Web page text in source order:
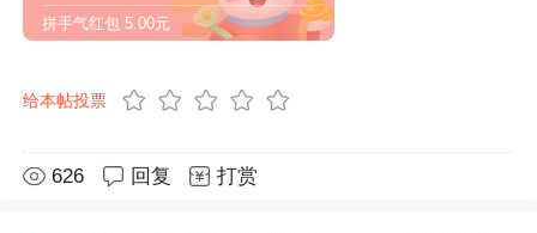
拼手气红包 5.00元
给本帖投票
626 回复 打赏